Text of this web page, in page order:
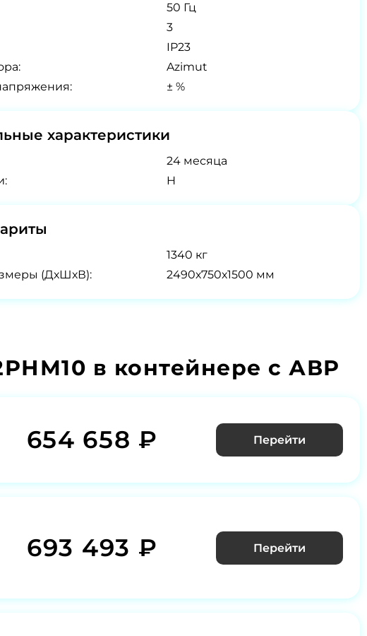
50 Гц
3
IP23
Azimut
± %
характеристики
24 месяца
H
1340 кг
(ДхШхВ):
2490х750х1500 мм
в контейнере с АВР
654 658 ₽ Перейти
693 493 ₽ Перейти